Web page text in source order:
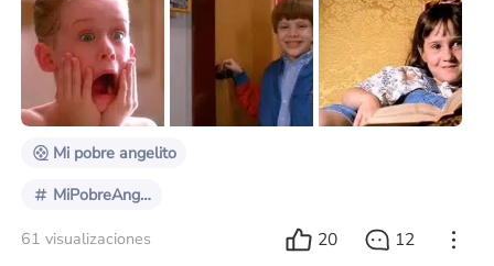
los hacía ser amados por muchos, pero también
incomprendidos. Y aunque todos han crecido ya, sus
travesuras nunca se olvidan. Conozcamos a los
mejores personajes infantiles del cine. Los mejores
personajes de películas infantiles Estos niños tienen u
Mi pobre angelito
MiPobreAngelito
61 visualizaciones 20 12